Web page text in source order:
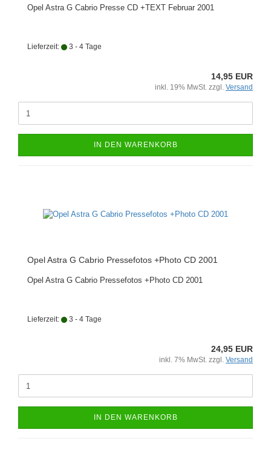
Opel Astra G Cabrio Presse CD +TEXT Februar 2001
Lieferzeit: 3 - 4 Tage
14,95 EUR
inkl. 19% MwSt. zzgl. Versand
IN DEN WARENKORB
Opel Astra G Cabrio Pressefotos +Photo CD 2001
Opel Astra G Cabrio Pressefotos +Photo CD 2001
Lieferzeit: 3 - 4 Tage
24,95 EUR
inkl. 7% MwSt. zzgl. Versand
IN DEN WARENKORB